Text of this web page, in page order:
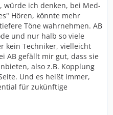
würde ich denken, bei Med-
Hören, könnte mehr
Töne wahrnehmen. AB
und nur halb so viele
kein Techniker, vielleicht
AB gefällt mir gut, dass sie
also z.B. Kopplung
Und es heißt immer,
für zukünftige